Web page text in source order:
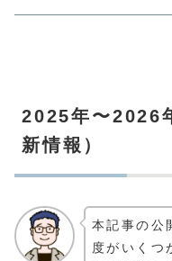
2025年〜2026
新情報）
本記事の公
度がいくつ